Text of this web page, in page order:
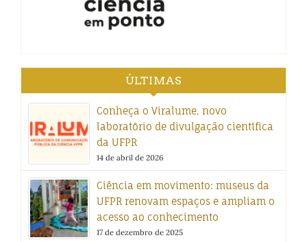
ÚLTIMAS
Conheça o Viralume, novo
laboratório de divulgação científica
da UFPR
14 de abril de 2026
Ciência em movimento: museus da
UFPR renovam espaços e ampliam o
acesso ao conhecimento
17 de dezembro de 2025